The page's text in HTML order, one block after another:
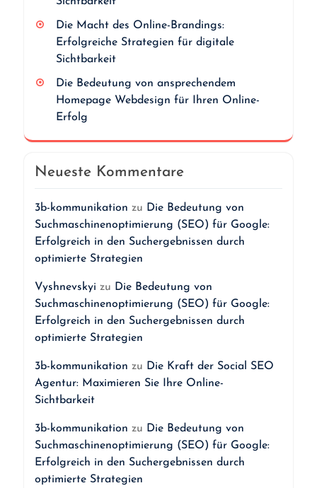
Die Macht des Online-Brandings:
Erfolgreiche Strategien für digitale
Sichtbarkeit
Die Bedeutung von ansprechendem
Homepage Webdesign für Ihren Online-
Erfolg
Neueste Kommentare
3b-kommunikation zu Die Bedeutung von
Suchmaschinenoptimierung (SEO) für Google:
Erfolgreich in den Suchergebnissen durch
optimierte Strategien
Vyshnevskyi zu Die Bedeutung von
Suchmaschinenoptimierung (SEO) für Google:
Erfolgreich in den Suchergebnissen durch
optimierte Strategien
3b-kommunikation zu Die Kraft der Social SEO
Agentur: Maximieren Sie Ihre Online-
Sichtbarkeit
3b-kommunikation zu Die Bedeutung von
Suchmaschinenoptimierung (SEO) für Google:
Erfolgreich in den Suchergebnissen durch
optimierte Strategien